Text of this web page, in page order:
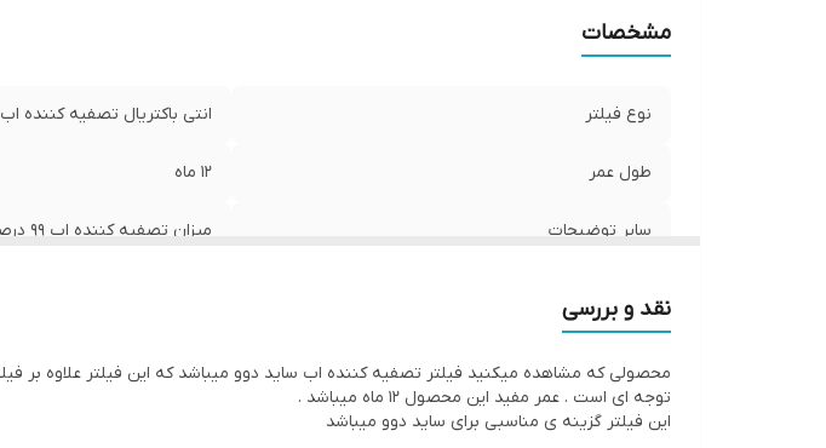
مشخصات
نوع فیلتر انتی باکتریال تصفیه کننده اب
طول عمر 12 ماه
سایر توضیحات میزان تصفیه کننده اب 99 درصد میباشد
نقد و بررسی
توجه ای است . عمر مفید این محصول 12 ماه میباشد .
این فیلتر گزینه ی مناسبی برای ساید دوو میباشد